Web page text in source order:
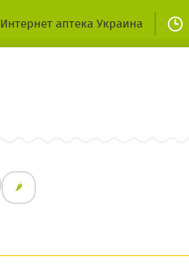
Интернет аптека Украина
🌶